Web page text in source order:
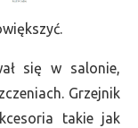
się w salonie,
Grzejnik
takie jak